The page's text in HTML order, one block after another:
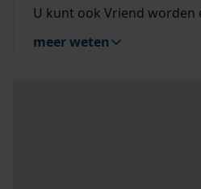
U kunt ook Vriend worden
meer weten